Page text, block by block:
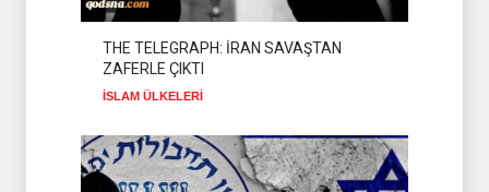
THE TELEGRAPH: İRAN SAVAŞTAN
ZAFERLE ÇIKTI
İSLAM ÜLKELERİ